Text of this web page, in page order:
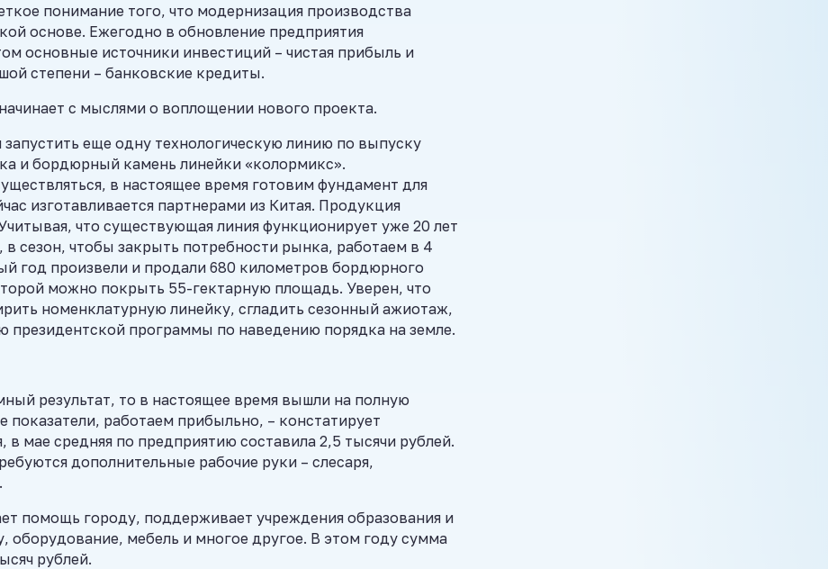
понимание того, что модернизация производства
основе. Ежегодно в обновление предприятия
основные источники инвестиций – чистая прибыль и
степени – банковские кредиты.
с мыслями о воплощении нового проекта.
еще одну технологическую линию по выпуску
и бордюрный камень линейки «колормикс».
в настоящее время готовим фундамент для
изготавливается партнерами из Китая. Продукция
что существующая линия функционирует уже 20 лет
в сезон, чтобы закрыть потребности рынка, работаем в 4
год произвели и продали 680 километров бордюрного
можно покрыть 55-гектарную площадь. Уверен, что
номенклатурную линейку, сгладить сезонный ажиотаж,
президентской программы по наведению порядка на земле.
результат, то в настоящее время вышли на полную
работаем прибыльно, – констатирует
в мае средняя по предприятию составила 2,5 тысячи рублей.
дополнительные рабочие руки – слесаря,
помощь городу, поддерживает учреждения образования и
оборудование, мебель и многое другое. В этом году сумма
рублей.